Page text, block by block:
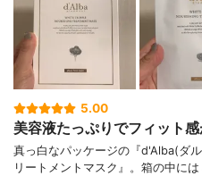
5.00
美容液たっぷりでフィット
真っ白なパッケージの『d'Alba(ダ
リートメントマスク』。箱の中に